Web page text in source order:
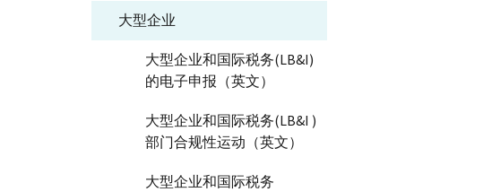
大型企业
大型企业和国际税务(LB&I)
的电子申报（英文）
大型企业和国际税务(LB&I )
部门合规性运动（英文）
大型企业和国际税务